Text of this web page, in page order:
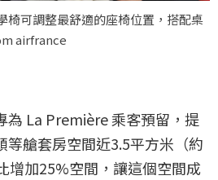
椅可調整最舒適的座椅位置，搭配桌
airfrance
為 La Première 乘客預留，提
等艙套房空間近3.5平方米（約
增加25%空間，讓這個空間成